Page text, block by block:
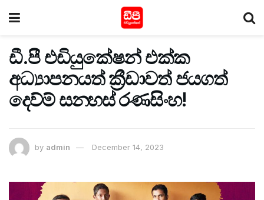
ඩී.පී එඩියුකේෂන් එක්ක
අධ්‍යාපනයත් ක්‍රීඩාවත් ජයගත්
දෙව්ම් සනහස් රණසිංහ!
by admin December 14, 2023